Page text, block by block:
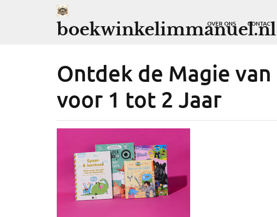
boekwinkelimmanuel.nl
OVER ONS CONTACT
Ontdek de Magie
voor 1 tot 2 Jaar